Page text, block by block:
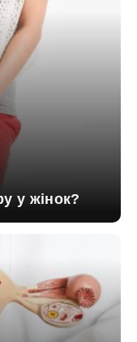
у жінок?